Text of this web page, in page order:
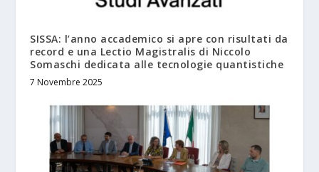
SISSA: l’anno accademico si apre con risultati da
record e una Lectio Magistralis di Niccolo
Somaschi dedicata alle tecnologie quantistiche
7 Novembre 2025